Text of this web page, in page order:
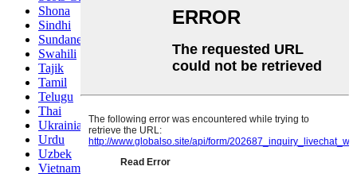
Shona
Sindhi
Sundanese
Swahili
Tajik
Tamil
Telugu
Thai
Ukrainian
Urdu
Uzbek
Vietnamese